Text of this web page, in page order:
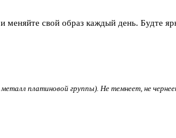
свой образ каждый день. Будте
платиновой группы). Не темнеет, не